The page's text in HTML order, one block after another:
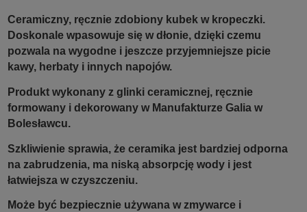
Ceramiczny, ręcznie zdobiony kubek w kropeczki.
Doskonale wpasowuje się w dłonie, dzięki czemu
pozwala na wygodne i jeszcze przyjemniejsze picie
kawy, herbaty i innych napojów.
Produkt wykonany z glinki ceramicznej, ręcznie
formowany i dekorowany w Manufakturze Galia w
Bolesławcu.
Szkliwienie sprawia, że ceramika jest bardziej odporna
na zabrudzenia, ma niską absorpcję wody i jest
łatwiejsza w czyszczeniu.
Może być bezpiecznie używana w zmywarce i